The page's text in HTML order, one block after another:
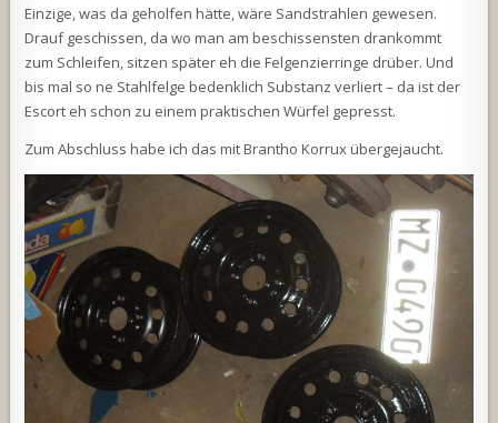
Einzige, was da geholfen hätte, wäre Sandstrahlen gewesen.
Drauf geschissen, da wo man am beschissensten drankommt
zum Schleifen, sitzen später eh die Felgenzierringe drüber. Und
bis mal so ne Stahlfelge bedenklich Substanz verliert – da ist der
Escort eh schon zu einem praktischen Würfel gepresst.
Zum Abschluss habe ich das mit Brantho Korrux übergejaucht.